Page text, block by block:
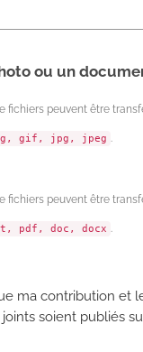
ou un
fichiers peuvent être
gif, jpg, jpeg .
fichiers peuvent être
pdf, doc, docx .
ma contribution et
soient publiés